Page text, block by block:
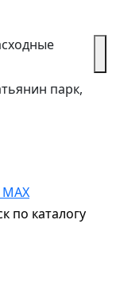
парк,
MAX